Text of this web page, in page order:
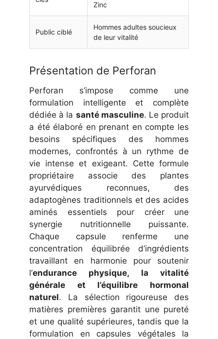
Zinc
Public ciblé
Hommes adultes soucieux
de leur vitalité
Présentation de Perforan
Perforan s’impose comme une
formulation intelligente et complète
dédiée à la santé masculine. Le produit
a été élaboré en prenant en compte les
besoins spécifiques des hommes
modernes, confrontés à un rythme de
vie intense et exigeant. Cette formule
propriétaire associe des plantes
ayurvédiques reconnues, des
adaptogènes traditionnels et des acides
aminés essentiels pour créer une
synergie nutritionnelle puissante.
Chaque capsule renferme une
concentration équilibrée d’ingrédients
travaillant en harmonie pour soutenir
l’endurance physique, la vitalité
générale et l’équilibre hormonal
naturel. La sélection rigoureuse des
matières premières garantit une pureté
et une qualité supérieures, tandis que la
formulation en capsules végétales la